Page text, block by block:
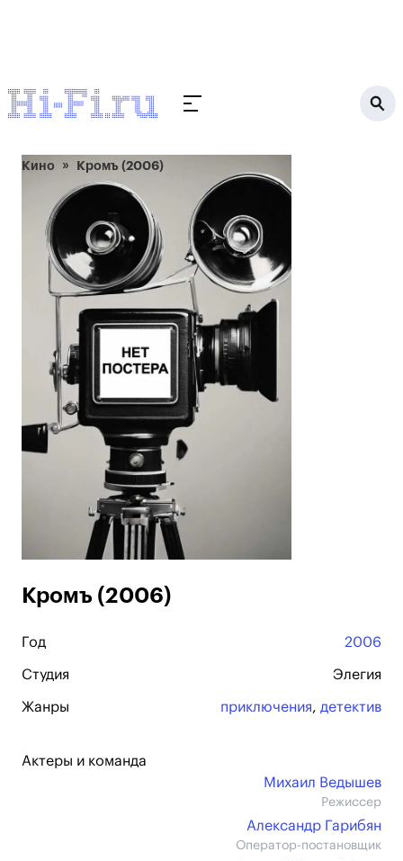
Кино Кромъ (2006)
Кромъ (2006)
Год 2006
Студия Элегия
Жанры приключения, детектив
Актеры и команда
Михаил Ведышев
Режиссер
Александр Гарибян
Оператор-постановщик